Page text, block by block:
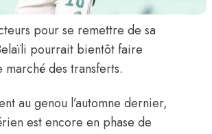
pour se remettre de sa
pourrait bientôt faire
des transferts.
au genou l’automne dernier,
est encore en phase de